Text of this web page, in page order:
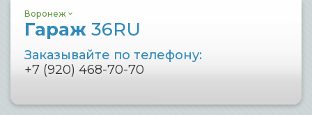
Воронеж
Гараж 36RU
Заказывайте по телефону:
+7 (920) 468-70-70